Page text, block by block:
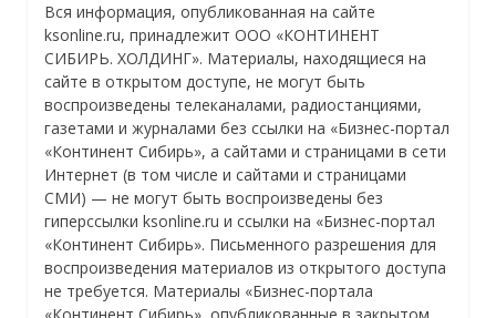
Вся информация, опубликованная на сайте
ksonline.ru, принадлежит ООО «КОНТИНЕНТ
СИБИРЬ. ХОЛДИНГ». Материалы, находящиеся на
сайте в открытом доступе, не могут быть
воспроизведены телеканалами, радиостанциями,
газетами и журналами без ссылки на «Бизнес-портал
«Континент Сибирь», а сайтами и страницами в сети
Интернет (в том числе и сайтами и страницами
СМИ) — не могут быть воспроизведены без
гиперссылки ksonline.ru и ссылки на «Бизнес-портал
«Континент Сибирь». Письменного разрешения для
воспроизведения материалов из открытого доступа
не требуется. Материалы «Бизнес-портала